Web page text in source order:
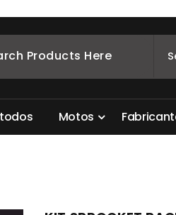
motos. Aquí está lo que necesitas
todos Motos Fabricant